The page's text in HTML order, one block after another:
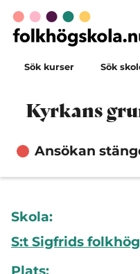
Sök kurser Sök
Kyrkans
Ansökan
Skola:
S:t Sigfrids
Plats: